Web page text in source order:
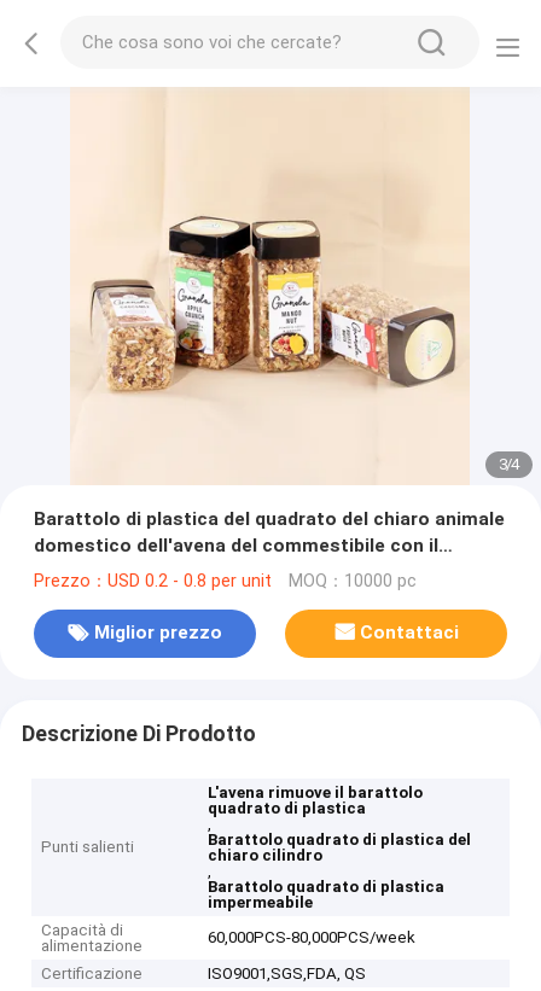
3/4
Barattolo di plastica del quadrato del chiaro animale
domestico dell'avena del commestibile con il
coperchio con tappo a vite
Prezzo：USD 0.2 - 0.8 per unit MOQ：10000 pc
Miglior prezzo Contattaci
Descrizione Di Prodotto
Punti salienti
L'avena rimuove il barattolo
quadrato di plastica
,
Barattolo quadrato di plastica del
chiaro cilindro
,
Barattolo quadrato di plastica
impermeabile
Capacità di
alimentazione
60,000PCS-80,000PCS/week
Certificazione
ISO9001,SGS,FDA, QS